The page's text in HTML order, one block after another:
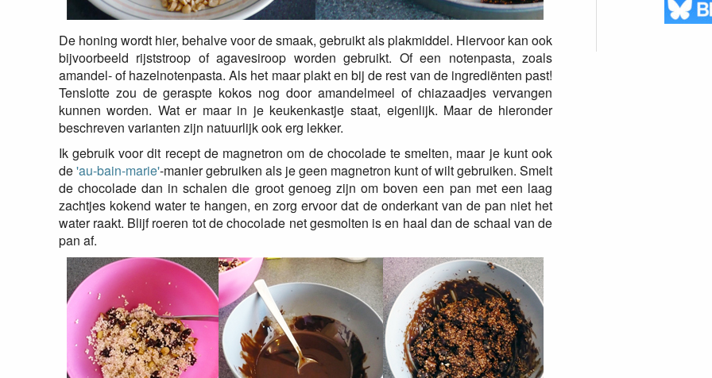
De honing wordt hier, behalve voor de smaak, gebruikt als plakmiddel. Hiervoor kan ook
bijvoorbeeld rijststroop of agavesiroop worden gebruikt. Of een notenpasta, zoals
amandel- of hazelnotenpasta. Als het maar plakt en bij de rest van de ingrediënten past!
Tenslotte zou de geraspte kokos nog door amandelmeel of chiazaadjes vervangen
kunnen worden. Wat er maar in je keukenkastje staat, eigenlijk. Maar de hieronder
beschreven varianten zijn natuurlijk ook erg lekker.
Ik gebruik voor dit recept de magnetron om de chocolade te smelten, maar je kunt ook
de'au-bain-marie'-manier gebruiken als je geen magnetron kunt of wilt gebruiken. Smelt
de chocolade dan in schalen die groot genoeg zijn om boven een pan met een laag
zachtjes kokend water te hangen, en zorg ervoor dat de onderkant van de pan niet het
water raakt. Blijf roeren tot de chocolade net gesmolten is en haal dan de schaal van de
pan af.